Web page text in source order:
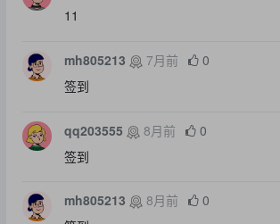
11
mh805213 7月前 0
签到
qq203555 8月前 0
签到
mh805213 8月前 0